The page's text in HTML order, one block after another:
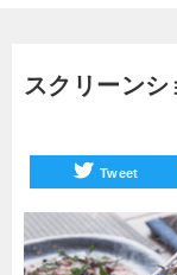
スクリーンシ
Tweet